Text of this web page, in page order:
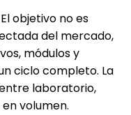
objetivo no es
del mercado,
módulos y
ciclo completo. La
laboratorio,
volumen.